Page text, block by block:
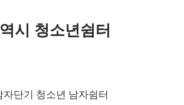
시 청소년쉼터
단기 청소년 남자쉼터